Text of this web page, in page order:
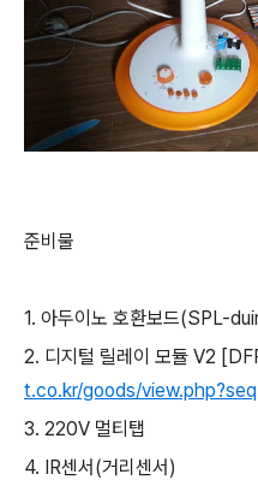
준비물
1. 아두이노 호환보드(SPL-
2. 디지털 릴레이 모듈 V2
t.co.kr/goods/
3. 220V 멀티탭
4. IR센서(거리센서)